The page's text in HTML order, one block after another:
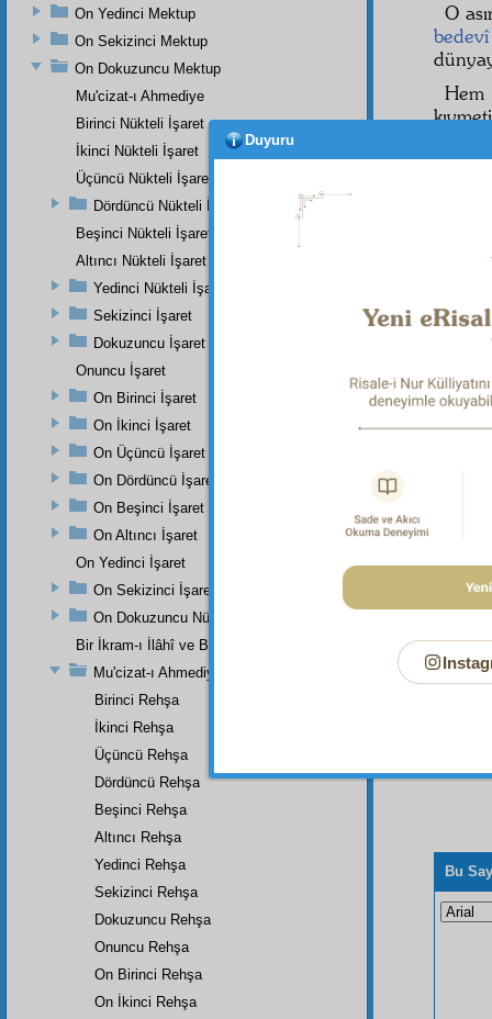
O
bedevî
Hem
kat'î
a'da
"Ay
Bu
On Yedinci Mektup
On Sekizinci Mektup
On Dokuzuncu Mektup
Mu'cizat-ı Ahmediye
Birinci Nükteli İşaret
İkinci Nükteli İşaret
Üçüncü Nükteli İşaret
Dördüncü Nükteli İşaret
Beşinci Nükteli İşaret
Altıncı Nükteli İşaret
Yedinci Nükteli İşaret
Sekizinci İşaret
Dokuzuncu İşaret
Onuncu İşaret
On Birinci İşaret
On İkinci İşaret
On Üçüncü İşaret
On Dördüncü İşaret
On Beşinci İşaret
On Altıncı İşaret
On Yedinci İşaret
On Sekizinci İşaret
On Dokuzuncu Nükteli İşaret
Bir İkram-ı İlâhî ve Bir Eser-i İnâyet-i Rabbâniye
Mu'cizat-ı Ahmediye'nin Birinci Zeyli
Birinci Rehşa
İkinci Rehşa
Üçüncü Rehşa
Dördüncü Rehşa
Beşinci Rehşa
Altıncı Rehşa
Yedinci Rehşa
Sekizinci Rehşa
Dokuzuncu Rehşa
Onuncu Rehşa
On Birinci Rehşa
On İkinci Rehşa
Duyuru